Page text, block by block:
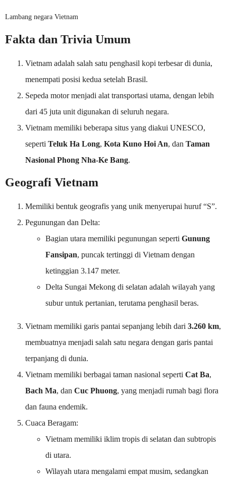
Lambang negara Vietnam
Fakta dan Trivia Umum
Vietnam adalah salah satu penghasil kopi terbesar di dunia,
menempati posisi kedua setelah Brasil.
Sepeda motor menjadi alat transportasi utama, dengan lebih
dari 45 juta unit digunakan di seluruh negara.
Vietnam memiliki beberapa situs yang diakui UNESCO,
seperti Teluk Ha Long, Kota Kuno Hoi An, dan Taman
Nasional Phong Nha-Ke Bang.
Geografi Vietnam
Memiliki bentuk geografis yang unik menyerupai huruf “S”.
Pegunungan dan Delta:
Bagian utara memiliki pegunungan seperti Gunung
Fansipan, puncak tertinggi di Vietnam dengan
ketinggian 3.147 meter.
Delta Sungai Mekong di selatan adalah wilayah yang
subur untuk pertanian, terutama penghasil beras.
Vietnam memiliki garis pantai sepanjang lebih dari 3.260 km,
membuatnya menjadi salah satu negara dengan garis pantai
terpanjang di dunia.
Vietnam memiliki berbagai taman nasional seperti Cat Ba,
Bach Ma, dan Cuc Phuong, yang menjadi rumah bagi flora
dan fauna endemik.
Cuaca Beragam:
Vietnam memiliki iklim tropis di selatan dan subtropis
di utara.
Wilayah utara mengalami empat musim, sedangkan